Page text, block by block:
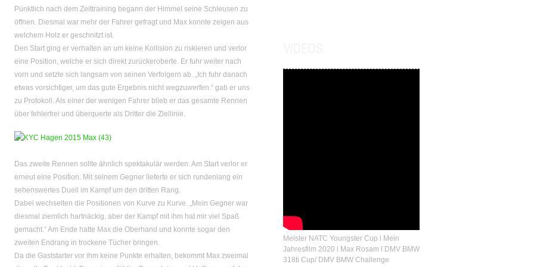
Pünktlich nach dem Zeittraining begann der Himmel seine Schleusen zu
öffnen. Diesmal war mehr der Fahrer gefragt und Max konnte zeigen aus
welchem Holz er geschnitzt ist.
Den Start ging er verhalten an um keine Kollision zu riskieren und verlor
eine Position, welche er sich direkt zurückeroberte. Er fuhr weiter nach
vorn und setzte sich langsam von seinen Verfolgern ab. „Ich fuhr danach
etwas vorsichtiger, um das gute Ergebnis nicht wegzuwerfen.“ gab er uns
zu Protokoll. Als einer der wenigen Fahrer blieb er das gesamte Rennen
über fehlerfrei und überquerte als Dritter die Ziellinie.
Das zweite Rennen sollte ähnlich spektakulär werden. Am Start verlor er
erneut eine Position. Mit seinem Gegner lieferte er sich rundenlang ein
sehenswertes Duell im Kampf um den dritten Rang.
Dabei wechselten die Positionen von Kurve zu Kurve. „Mein Gegner war
diesmal ziemlich hartnäckig, aber der Kampf mit ihm hat mir viel Spaß
gemacht.“ Am Ende hatte Max die Oberhand und konnte sogar den
zweiten Endrang in trockene Tücher bringen.
Da die Gaststarter vor ihm keine Punkte erhalten, bekommt Max zweimal
Meister NATC Youngster Cup l Mein
Jahresfilm 2020 l Max Rosam l DMV BMW
318ti Cup/ DMV BMW Challenge